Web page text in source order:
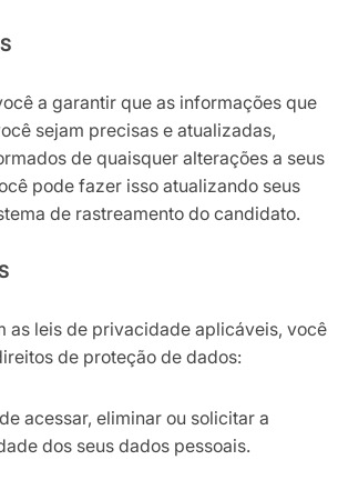
a garantir que as informações que
sejam precisas e atualizadas,
de quaisquer alterações a seus
pode fazer isso atualizando seus
de rastreamento do candidato.
as leis de privacidade aplicáveis, você
de proteção de dados:
acessar, eliminar ou solicitar a
dos seus dados pessoais.